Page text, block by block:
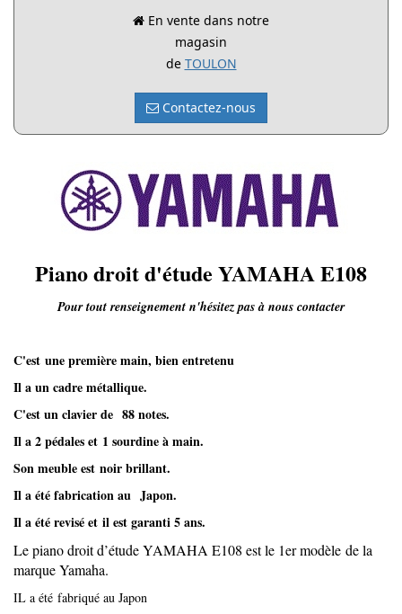
En vente dans notre
magasin
de TOULON
Contactez-nous
Piano droit d'étude YAMAHA E108
Pour tout renseignement n'hésitez pas à nous contacter
C'est une première main, bien entretenu
Il a un cadre métallique.
C'est un clavier de 88 notes.
Il a 2 pédales et 1 sourdine à main.
Son meuble est noir brillant.
Il a été fabrication au Japon.
Il a été revisé et il est garanti 5 ans.
Le piano droit d’étude YAMAHA E108 est le 1er modèle de la
marque Yamaha.
IL a été fabriqué au Japon